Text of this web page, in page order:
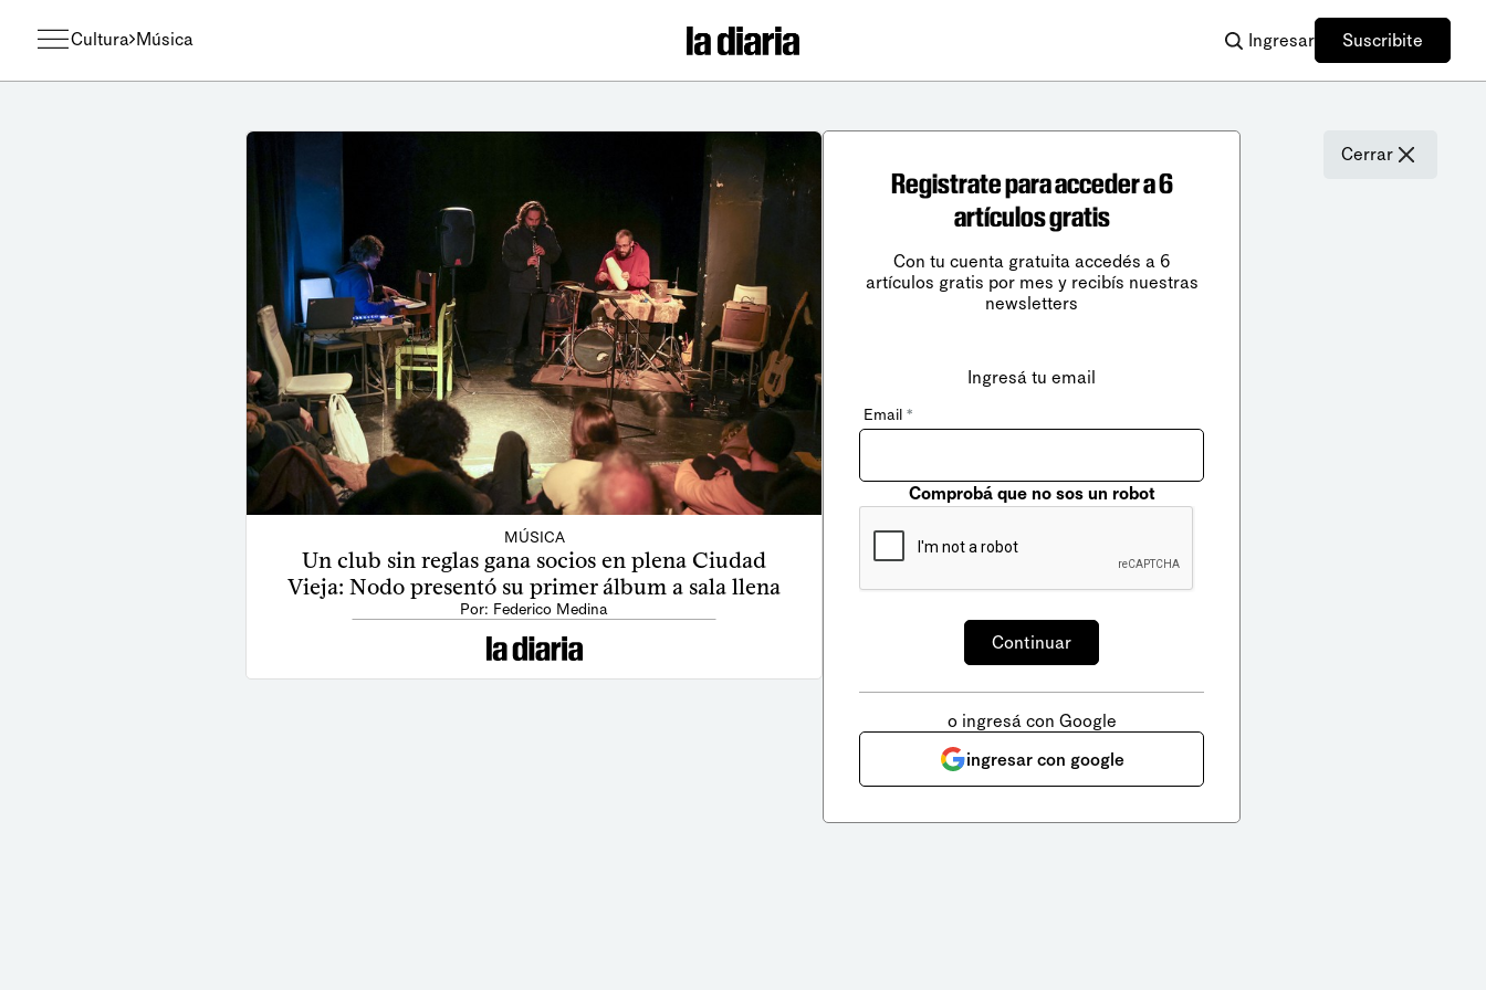
Cultura Música Ingresar Suscribite
MÚSICA
Un club sin reglas gana socios en plena Ciudad
Vieja: Nodo presentó su primer álbum a sala llena
Por: Federico Medina
Cerrar
Registrate para acceder a 6
artículos gratis
Con tu cuenta gratuita accedés a 6
artículos gratis por mes y recibís nuestras
newsletters
Ingresá tu email
Email *
Comprobá que no sos un robot
o ingresá con Google
ingresar con google